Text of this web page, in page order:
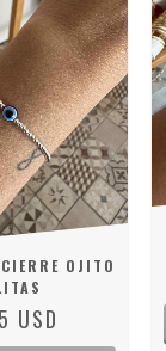
OJITO
USD